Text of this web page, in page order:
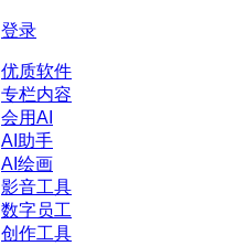
登录
优质软件
专栏内容
会用AI
AI助手
AI绘画
影音工具
数字员工
创作工具